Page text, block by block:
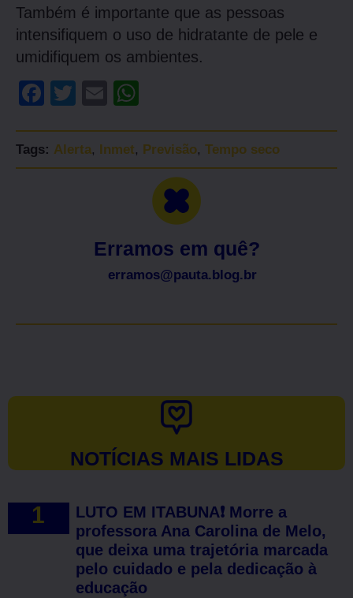
Também é importante que as pessoas
intensifiquem o uso de hidratante de pele e
umidifiquem os ambientes.
Facebook
Twitter
Email
Tags: Alerta, Inmet, Previsão, Tempo seco
Erramos em quê?
erramos@pauta.blog.br
NOTÍCIAS MAIS LIDAS
LUTO EM ITABUNA❗ Morre a
professora Ana Carolina de Melo,
que deixa uma trajetória marcada
pelo cuidado e pela dedicação à
educação